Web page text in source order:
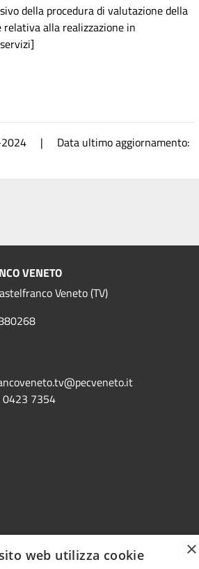
della procedura di valutazione della
alla realizzazione in
2024 | Data ultimo aggiornamento:
VENETO
Veneto (TV)
0423 7354
×
web utilizza cookie